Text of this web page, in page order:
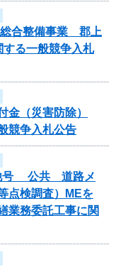
総合整備事業 郡上
る一般競争入札
金（災害防除）
競争入札公告
他号 公共 道路メ
点検調査）MEを
業務委託工事に関